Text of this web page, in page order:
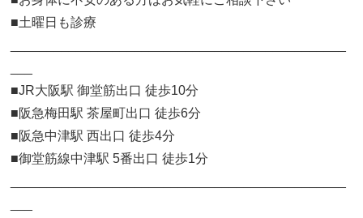
■土曜日も診療
■JR大阪駅 御堂筋出口 徒歩10分
■阪急梅田駅 茶屋町出口 徒歩6分
■阪急中津駅 西出口 徒歩4分
■御堂筋線中津駅 5番出口 徒歩1分